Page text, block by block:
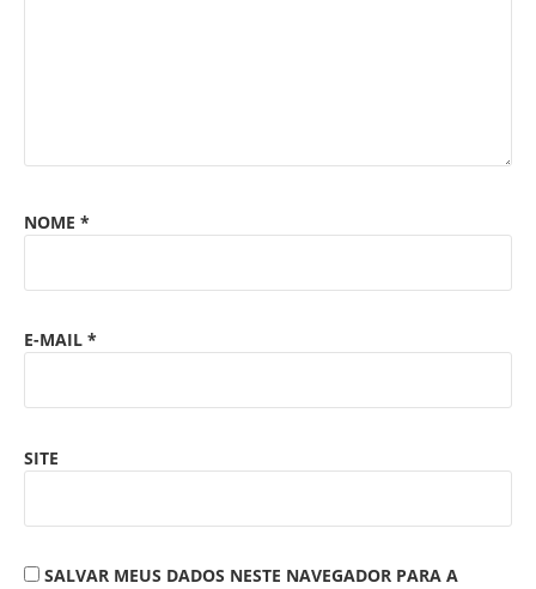
NOME *
E-MAIL *
SITE
SALVAR MEUS DADOS NESTE NAVEGADOR PARA A